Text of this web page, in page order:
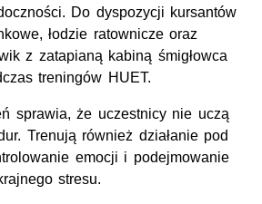
Do dyspozycji kursantów
łodzie ratownicze oraz
z zatapianą kabiną śmigłowca
treningów HUET.
sprawia, że uczestnicy nie uczą
Trenują również działanie pod
emocji i podejmowanie
stresu.